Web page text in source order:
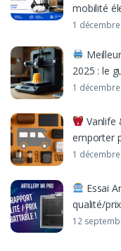
mobilité
1
2025 : le
1
Vanlife
emporter
1
Essai
qualité/
12